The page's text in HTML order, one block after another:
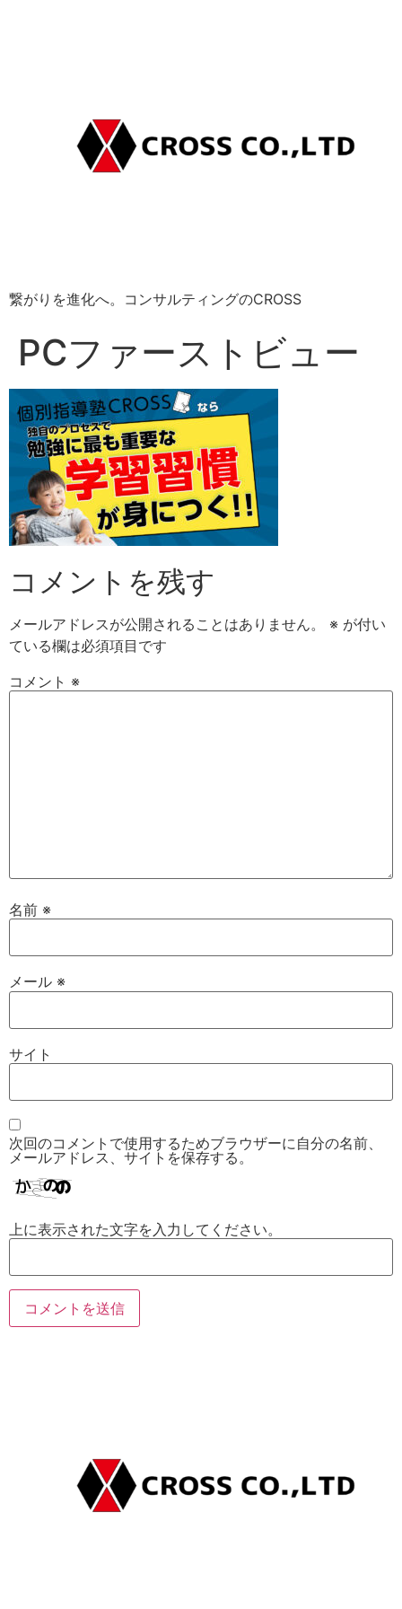
繋がりを進化へ。コンサルティングのCROSS
PCファーストビュー
コメントを残す
メールアドレスが公開されることはありません。 ※ が付い
ている欄は必須項目です
コメント ※
名前 ※
メール ※
サイト
次回のコメントで使用するためブラウザーに自分の名前、
メールアドレス、サイトを保存する。
上に表示された文字を入力してください。